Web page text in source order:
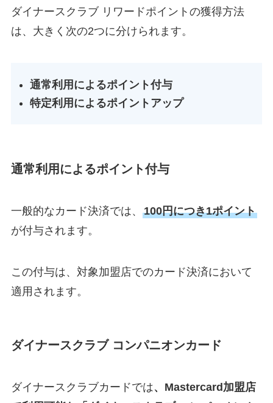
ダイナースクラブ リワードポイントの獲得方法
は、大きく次の2つに分けられます。
通常利用によるポイント付与
特定利用によるポイントアップ
通常利用によるポイント付与
一般的なカード決済では、 100円につき1ポイント
が付与されます。
この付与は、対象加盟店でのカード決済において
適用されます。
ダイナースクラブ コンパニオンカード
ダイナースクラブカードでは、Mastercard加盟店